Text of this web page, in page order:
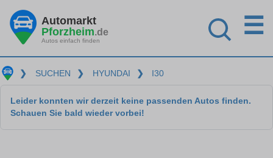
Automarkt
Pforzheim.de
Autos einfach finden
☰
❯ SUCHEN ❯ HYUNDAI ❯ I30
Leider konnten wir derzeit keine passenden Autos finden.
Schauen Sie bald wieder vorbei!